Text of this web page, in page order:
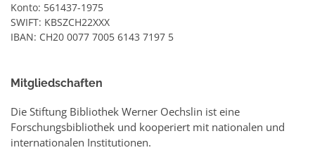
Konto: 561437-1975
SWIFT: KBSZCH22XXX
IBAN: CH20 0077 7005 6143 7197 5
Mitgliedschaften
Die Stiftung Bibliothek Werner Oechslin ist eine
Forschungsbibliothek und kooperiert mit nationalen und
internationalen Institutionen.